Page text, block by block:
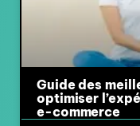
Guide des
optimiser
e-commerce